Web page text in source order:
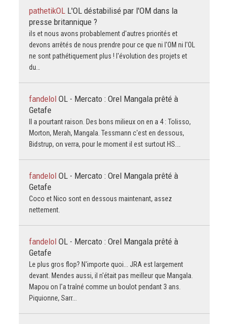
pathetikOL L'OL déstabilisé par l'OM dans la
presse britannique ?
ils et nous avons probablement d'autres priorités et
devons arrêtés de nous prendre pour ce que ni l'OM ni l'OL
ne sont pathétiquement plus ! l'évolution des projets et
du…
fandelol OL - Mercato : Orel Mangala prêté à
Getafe
Il a pourtant raison. Des bons milieux on en a 4 : Tolisso,
Morton, Merah, Mangala. Tessmann c'est en dessous,
Bidstrup, on verra, pour le moment il est surtout HS.…
fandelol OL - Mercato : Orel Mangala prêté à
Getafe
Coco et Nico sont en dessous maintenant, assez
nettement.
fandelol OL - Mercato : Orel Mangala prêté à
Getafe
Le plus gros flop? N'importe quoi... JRA est largement
devant. Mendes aussi, il n'était pas meilleur que Mangala.
Mapou on l'a traîné comme un boulot pendant 3 ans.
Piquionne, Sarr...